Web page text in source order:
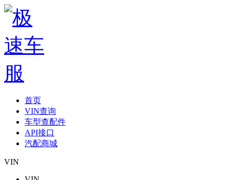
首页
VIN查询
车型查配件
API接口
汽配商城
VIN